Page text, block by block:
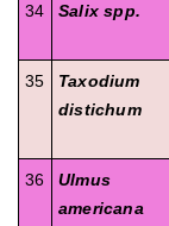
34 Salix spp.
35
Taxodium
distichum
36
Ulmus
americana